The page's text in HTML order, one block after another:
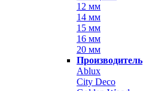
12 мм
14 мм
15 мм
16 мм
20 мм
Производитель
Ablux
City Deco